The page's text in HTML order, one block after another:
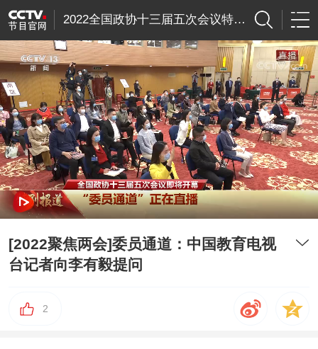
2022全国政协十三届五次会议特别节目
[2022聚焦两会]委员通道：中国教育电视
台记者向李有毅提问
2